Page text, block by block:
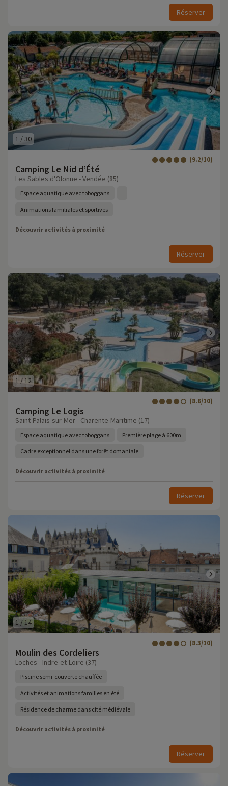
Réserver
1 /30
Camping Le Nid d’Été
(9.2/10)
Les Sables d'Olonne - Vendée (85)
Espace aquatique avec toboggans
Animations familiales et sportives
Découvrir activités à proximité
Réserver
1 /12
Camping Le Logis
(8.6/10)
Saint-Palais-sur-Mer - Charente-Maritime (17)
Espace aquatique avec toboggans Première plage à 600m
Cadre exceptionnel dans une forêt domaniale
Découvrir activités à proximité
Réserver
1 /14
Moulin des Cordeliers
(8.3/10)
Loches - Indre-et-Loire (37)
Piscine semi-couverte chauffée
Activités et animations familles en été
Résidence de charme dans cité médiévale
Découvrir activités à proximité
Réserver